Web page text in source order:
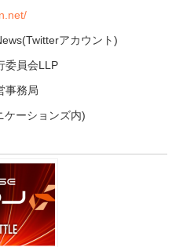
アカウント)
員会LLP
事務局
ケーションズ内)